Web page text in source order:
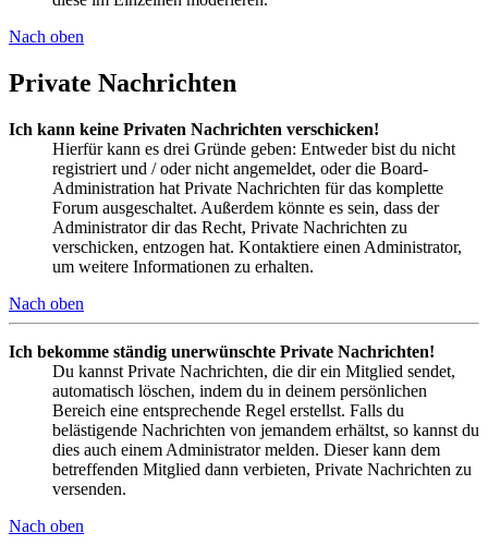
Nach oben
Private Nachrichten
Ich kann keine Privaten Nachrichten verschicken!
Hierfür kann es drei Gründe geben: Entweder bist du nicht
registriert und / oder nicht angemeldet, oder die Board-
Administration hat Private Nachrichten für das komplette
Forum ausgeschaltet. Außerdem könnte es sein, dass der
Administrator dir das Recht, Private Nachrichten zu
verschicken, entzogen hat. Kontaktiere einen Administrator,
um weitere Informationen zu erhalten.
Nach oben
Ich bekomme ständig unerwünschte Private Nachrichten!
Du kannst Private Nachrichten, die dir ein Mitglied sendet,
automatisch löschen, indem du in deinem persönlichen
Bereich eine entsprechende Regel erstellst. Falls du
belästigende Nachrichten von jemandem erhältst, so kannst du
dies auch einem Administrator melden. Dieser kann dem
betreffenden Mitglied dann verbieten, Private Nachrichten zu
versenden.
Nach oben